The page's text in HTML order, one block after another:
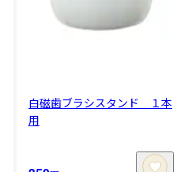
白磁歯ブラシスタンド １本
用